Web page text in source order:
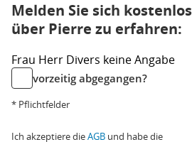
Melden Sie sich
über Pierre zu erfahren:
Frau Herr Divers keine Angabe
vorzeitig abgegangen?
* Pflichtfelder
Ich akzeptiere dieAGB und habe die